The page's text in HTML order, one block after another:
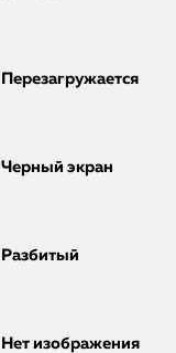
Перезагружается
Черный экран
Разбитый
Нет изображения